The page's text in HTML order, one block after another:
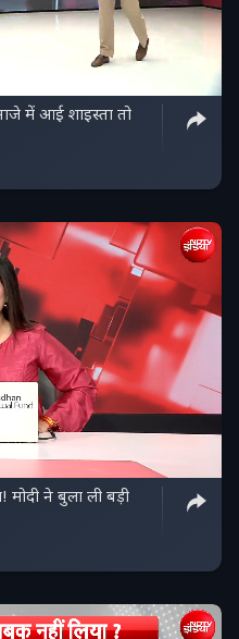
में आई शाइस्ता तो
ने बुला ली बड़ी